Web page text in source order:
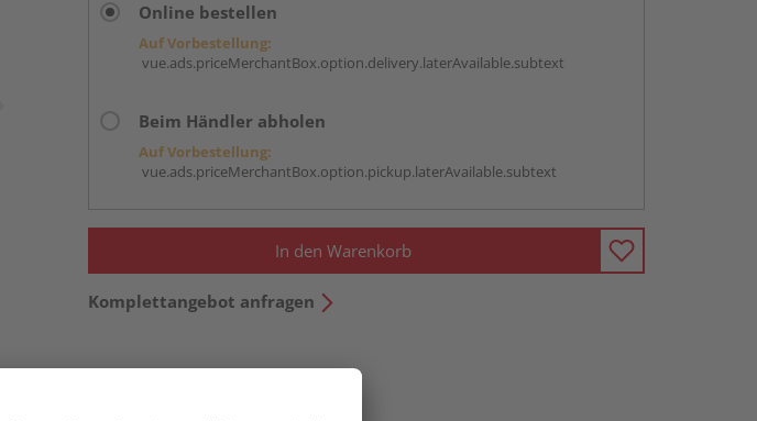
Online bestellen
Auf Vorbestellung:
vue.ads.priceMerchantBox.option.delivery.laterAvailable.subtext
Beim Händler abholen
Auf Vorbestellung:
vue.ads.priceMerchantBox.option.pickup.laterAvailable.subtext
In den Warenkorb
Komplettangebot anfragen